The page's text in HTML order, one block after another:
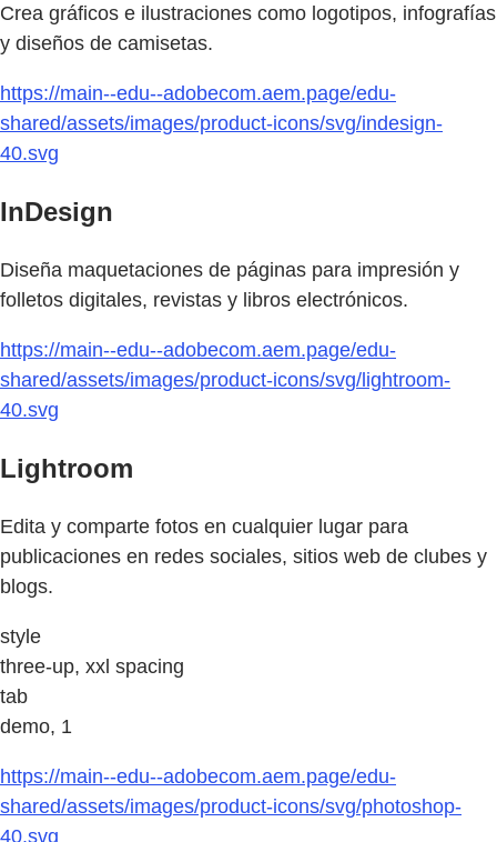
Crea gráficos e ilustraciones como logotipos, infografías
y diseños de camisetas.
https://main--edu--adobecom.aem.page/edu-
shared/assets/images/product-icons/svg/indesign-
40.svg
InDesign
Diseña maquetaciones de páginas para impresión y
folletos digitales, revistas y libros electrónicos.
https://main--edu--adobecom.aem.page/edu-
shared/assets/images/product-icons/svg/lightroom-
40.svg
Lightroom
Edita y comparte fotos en cualquier lugar para
publicaciones en redes sociales, sitios web de clubes y
blogs.
style
three-up, xxl spacing
tab
demo, 1
https://main--edu--adobecom.aem.page/edu-
shared/assets/images/product-icons/svg/photoshop-
40.svg